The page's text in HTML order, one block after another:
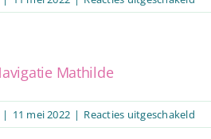
1e
Mathilde
| 11 mei 2022 | Reacties uitgeschakeldvoor
1e